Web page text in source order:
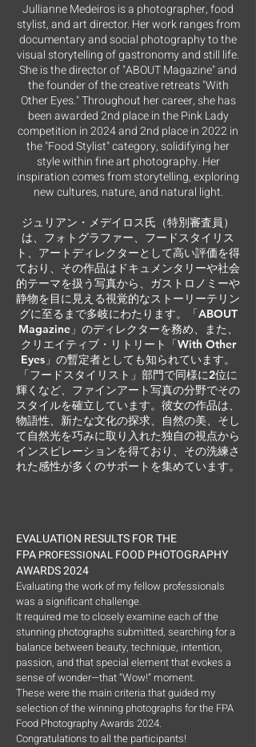
Jullianne Medeiros is a photographer, food
stylist, and art director. Her work ranges from
documentary and social photography to the
visual storytelling of gastronomy and still life.
She is the director of "ABOUT Magazine" and
the founder of the creative retreats "With
Other Eyes." Throughout her career, she has
been awarded 2nd place in the Pink Lady
competition in 2024 and 2nd place in 2022 in
the "Food Stylist" category, solidifying her
style within fine art photography. Her
inspiration comes from storytelling, exploring
new cultures, nature, and natural light.
ジュリアン・メデイロス氏（特別審査員）
は、フォトグラファー、フードスタイリス
ト、アートディレクターとして高い評価を得
ており、その作品はドキュメンタリーや社会
的テーマを扱う写真から、ガストロノミーや
静物を目に見える視覚的なストーリーテリン
グに至るまで多岐にわたります。「ABOUT
Magazine」のディレクターを務め、また、
クリエイティブ・リトリート「With Other
Eyes」の暫定者としても知られています。
「フードスタイリスト」部門で同様に2位に
輝くなど、ファインアート写真の分野でその
スタイルを確立しています。彼女の作品は、
物語性、新たな文化の探求、自然の美、そし
て自然光を巧みに取り入れた独自の視点から
インスピレーションを得ており、その洗練さ
れた感性が多くのサポートを集めています。
EVALUATION RESULTS FOR THE
FPA PROFESSIONAL FOOD PHOTOGRAPHY
AWARDS 2024
Evaluating the work of my fellow professionals
was a significant challenge.
It required me to closely examine each of the
stunning photographs submitted, searching for a
balance between beauty, technique, intention,
passion, and that special element that evokes a
sense of wonder—that “Wow!” moment.
These were the main criteria that guided my
selection of the winning photographs for the FPA
Food Photography Awards 2024.
Congratulations to all the participants!